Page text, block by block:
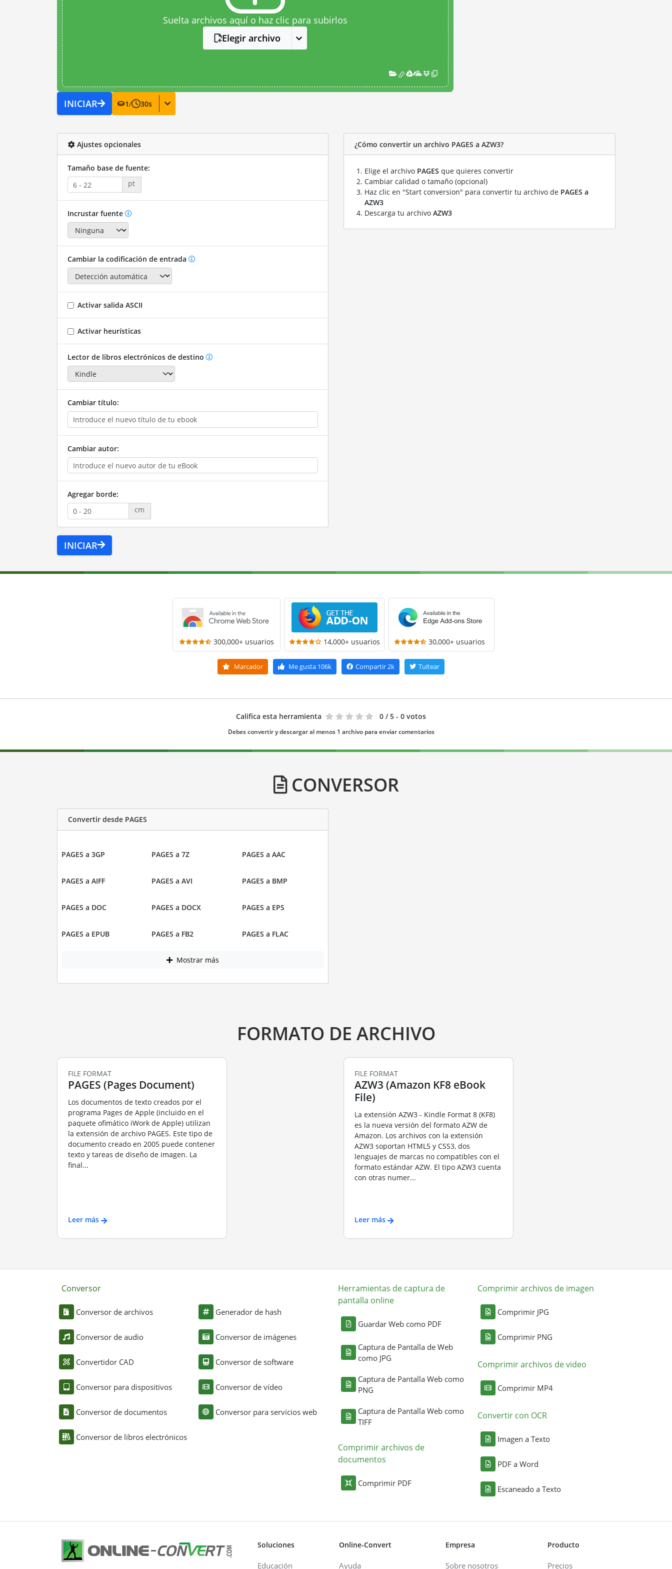
Suelta archivos aquí o haz clic para subirlos
Elegir archivo
INICIAR 1/ 30s
Ajustes opcionales
Tamaño base de fuente:
pt
Incrustar fuente
Cambiar la codificación de entrada
Activar salida ASCII
Activar heurísticas
Lector de libros electrónicos de destino
Cambiar título:
Cambiar autor:
Agregar borde:
cm
INICIAR
¿Cómo convertir un archivo PAGES a AZW3?
Elige el archivo PAGES que quieres convertir
Cambiar calidad o tamaño (opcional)
Haz clic en "Start conversion" para convertir tu archivo de PAGES a
AZW3
Descarga tu archivo AZW3
300,000+ usuarios 14,000+ usuarios 30,000+ usuarios
Marcador Me gusta 106k Compartir2k Tuitear
Califica esta herramienta 0 / 5 - 0 votos
Debes convertir y descargar al menos 1 archivo para enviar comentarios
CONVERSOR
Convertir desde PAGES
PAGES a 3GP PAGES a 7Z PAGES a AAC
PAGES a AIFF PAGES a AVI PAGES a BMP
PAGES a DOC PAGES a DOCX PAGES a EPS
PAGES a EPUB PAGES a FB2 PAGES a FLAC
Mostrar más
FORMATO DE ARCHIVO
FILE FORMAT
PAGES (Pages Document)
Los documentos de texto creados por el
programa Pages de Apple (incluido en el
paquete ofimático iWork de Apple) utilizan
la extensión de archivo PAGES. Este tipo de
documento creado en 2005 puede contener
texto y tareas de diseño de imagen. La
final...
Leer más
FILE FORMAT
AZW3 (Amazon KF8 eBook
File)
La extensión AZW3 - Kindle Format 8 (KF8)
es la nueva versión del formato AZW de
Amazon. Los archivos con la extensión
AZW3 soportan HTML5 y CSS3, dos
lenguajes de marcas no compatibles con el
formato estándar AZW. El tipo AZW3 cuenta
con otras numer...
Leer más
Conversor
Conversor de archivos
Conversor de audio
Convertidor CAD
Conversor para dispositivos
Conversor de documentos
Conversor de libros electrónicos
Generador de hash
Conversor de imágenes
Conversor de software
Conversor de vídeo
Conversor para servicios web
Herramientas de captura de
pantalla online
Guardar Web como PDF
Captura de Pantalla de Web
como JPG
Captura de Pantalla Web como
PNG
Captura de Pantalla Web como
TIFF
Comprimir archivos de
documentos
Comprimir PDF
Comprimir archivos de imagen
Comprimir JPG
Comprimir PNG
Comprimir archivos de video
Comprimir MP4
Convertir con OCR
Imagen a Texto
PDF a Word
Escaneado a Texto
Soluciones
Educación
Online-Convert
Ayuda
Empresa
Sobre nosotros
Producto
Precios